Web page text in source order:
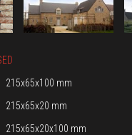
215x65x100 mm
215x65x20 mm
215x65x20x100 mm